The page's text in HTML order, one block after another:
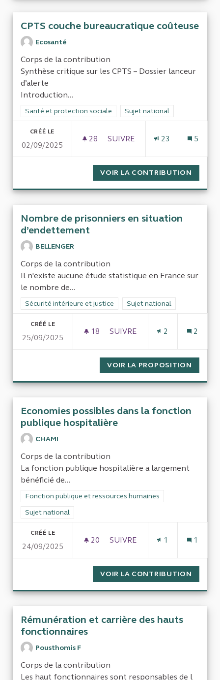
CPTS couche bureaucratique coûteuse
Ecosanté
Corps de la contribution
Synthèse critique sur les CPTS – Dossier lanceur
d’alerte
Introduction...
Filtrer les résultats de la catégorie : Santé et protection
Santé et protection sociale Filtrer les résultats pour le
Sujet national
CRÉÉ LE
02/09/2025
28 28 ABONNÉS
SUIVRE
23 5
VOIR LA CONTRIBUTION
Nombre de prisonniers en situation
d’endettement
BELLENGER
Corps de la contribution
Il n'existe aucune étude statistique en France sur
le nombre de...
Filtrer les résultats de la catégorie : Sécurité intérieure et
Sécurité intérieure et justice Filtrer les résultats pour le
Sujet national
CRÉÉ LE
25/09/2025
18 18 ABONNÉS
SUIVRE
2 2
VOIR LA PROPOSITION
Economies possibles dans la fonction
publique hospitalière
CHAMI
Corps de la contribution
La fonction publique hospitalière a largement
bénéficié de...
Filtrer les résultats de la catégorie : Fonction publique et
Fonction publique et ressources humaines
Filtrer les résultats pour le secteur : Sujet national
Sujet national
CRÉÉ LE
24/09/2025
20 20 ABONNÉS
SUIVRE
1 1
VOIR LA CONTRIBUTION
Rémunération et carrière des hauts
fonctionnaires
Pousthomis F
Corps de la contribution
Les haut fonctionnaires sont responsables de l